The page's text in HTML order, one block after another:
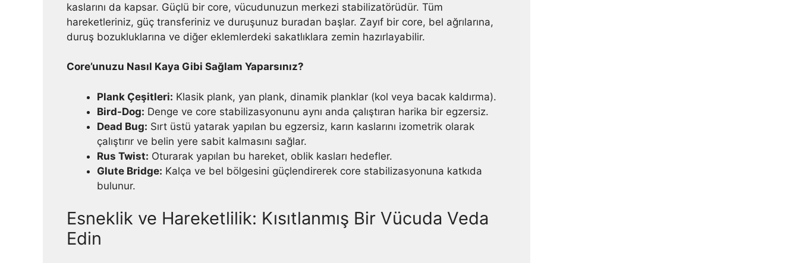
kaslarını da kapsar. Güçlü bir core, vücudunuzun merkezi stabilizatörüdür. Tüm
hareketleriniz, güç transferiniz ve duruşunuz buradan başlar. Zayıf bir core, bel ağrılarına,
duruş bozukluklarına ve diğer eklemlerdeki sakatlıklara zemin hazırlayabilir.
Core’unuzu Nasıl Kaya Gibi Sağlam Yaparsınız?
Plank Çeşitleri: Klasik plank, yan plank, dinamik planklar (kol veya bacak kaldırma).
Bird-Dog: Denge ve core stabilizasyonunu aynı anda çalıştıran harika bir egzersiz.
Dead Bug: Sırt üstü yatarak yapılan bu egzersiz, karın kaslarını izometrik olarak
çalıştırır ve belin yere sabit kalmasını sağlar.
Rus Twist: Oturarak yapılan bu hareket, oblik kasları hedefler.
Glute Bridge: Kalça ve bel bölgesini güçlendirerek core stabilizasyonuna katkıda
bulunur.
Esneklik ve Hareketlilik: Kısıtlanmış Bir Vücuda Veda
Edin